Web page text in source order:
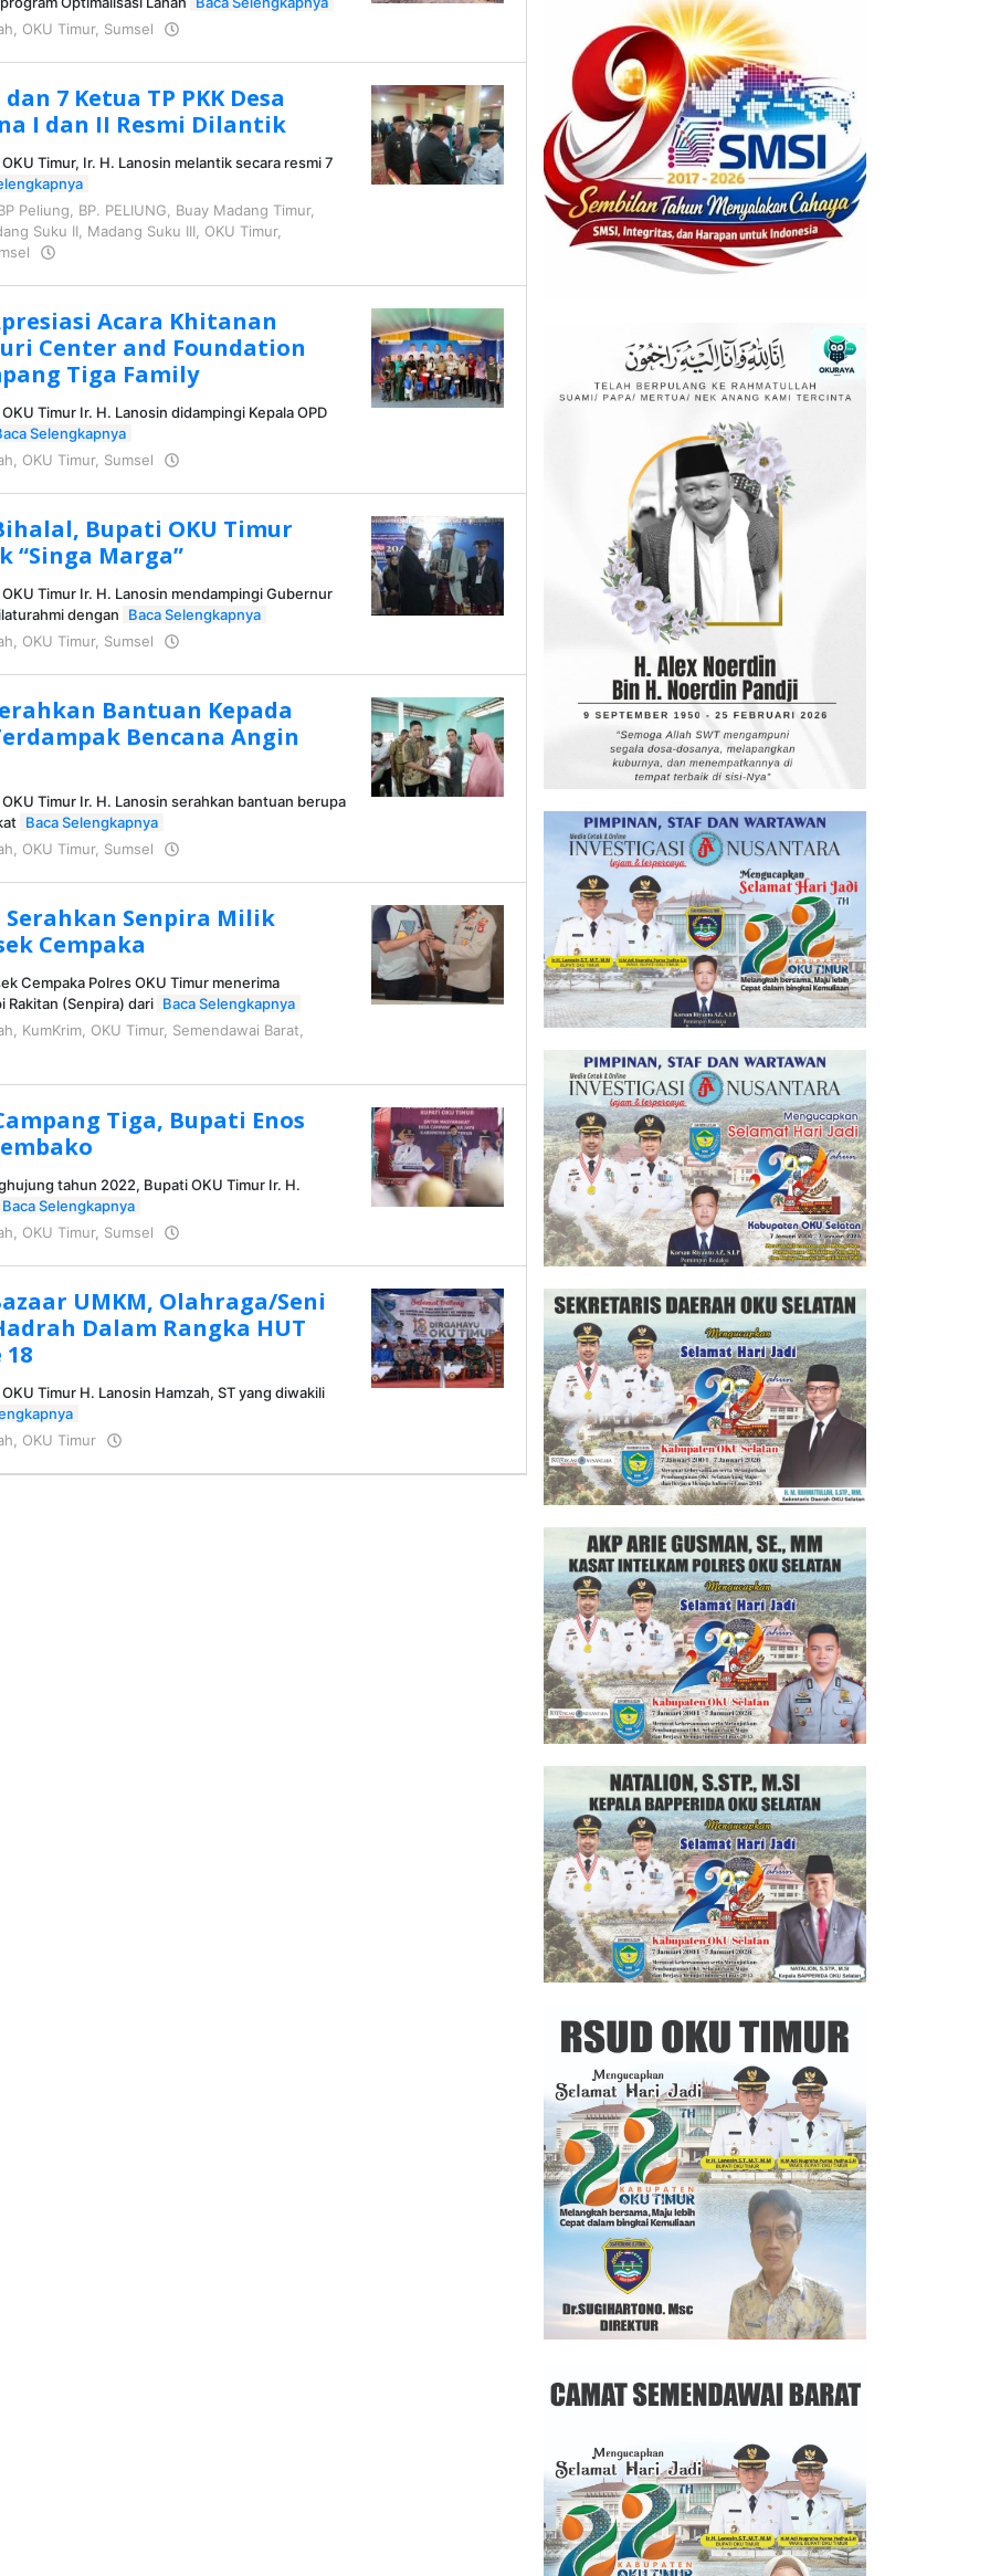
OKU Timur, Sumsel
7 Ketua TP PKK Desa
I dan II Resmi Dilantik
Timur, Ir. H. Lanosin melantik secara resmi 7
Peliung BP. PELIUNG Buay Madang Timur,
Suku II, Madang Suku III, OKU Timur,
Acara Khitanan
Center and Foundation
Tiga Family
Timur Ir. H. Lanosin didampingi Kepala OPD
Selengkapnya
OKU Timur, Sumsel
Bupati OKU Timur
“Singa Marga”
Timur Ir. H. Lanosin mendampingi Gubernur
dengan
Baca Selengkapnya
OKU Timur, Sumsel
Bantuan Kepada
Bencana Angin
Timur Ir. H. Lanosin serahkan bantuan berupa
Baca Selengkapnya
OKU Timur, Sumsel
Serahkan Senpira Milik
Cempaka
Cempaka Polres OKU Timur menerima
Rakitan (Senpira) dari Baca Selengkapnya
KumKrim, OKU Timur, Semendawai Barat
Tiga, Bupati Enos
tahun 2022, Bupati OKU Timur Ir. H.
Baca Selengkapnya
OKU Timur, Sumsel
UMKM, Olahraga/Seni
Dalam Rangka HUT
18
Timur H. Lanosin Hamzah, ST yang diwakili
OKU Timur